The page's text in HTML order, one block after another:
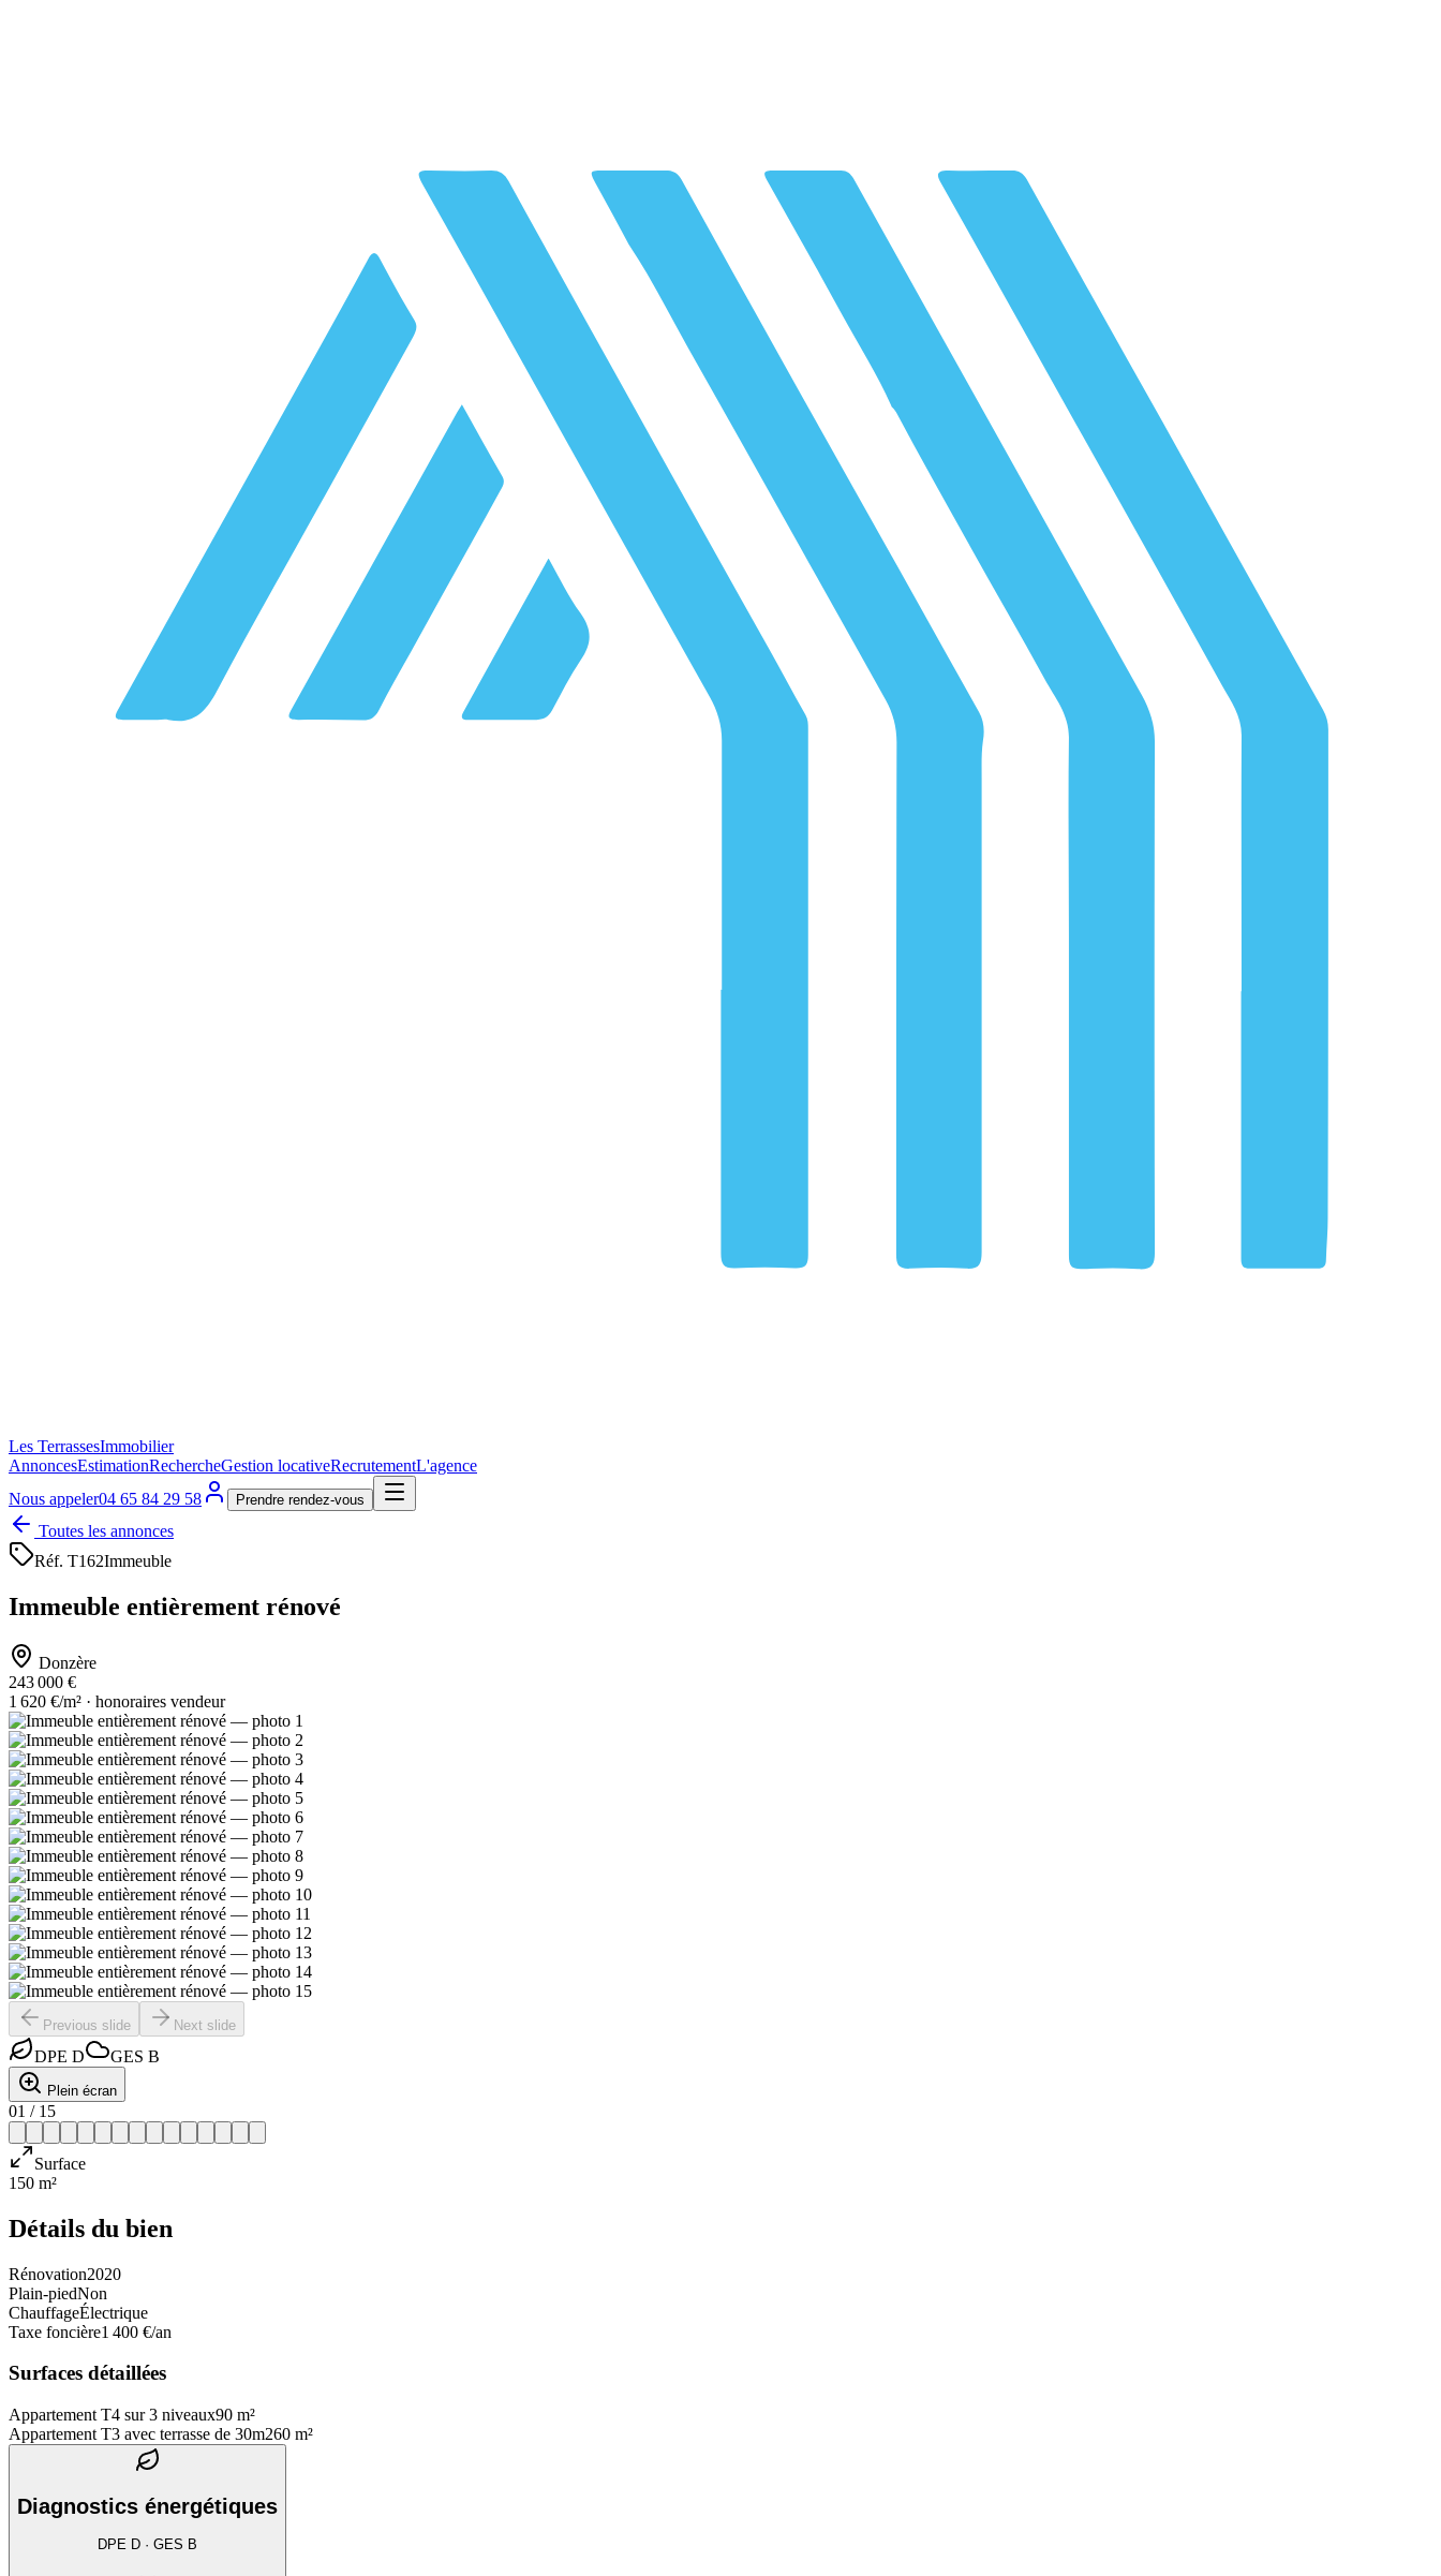
Les TerrassesImmobilier
AnnoncesEstimationRechercheGestion locativeRecrutementL'agence
Nous appeler04 65 84 29 58 Prendre rendez-vous
Toutes les annonces
Réf. T162Immeuble
Immeuble entièrement rénové
Donzère
243 000 €
1 620 €/m² · honoraires vendeur
Previous slide Next slide
DPE D GES B
Plein écran
01 / 15
Surface
150 m²
Détails du bien
Rénovation2020
Plain-piedNon
ChauffageÉlectrique
Taxe foncière1 400 €/an
Surfaces détaillées
Appartement T4 sur 3 niveaux90 m²
Appartement T3 avec terrasse de 30m260 m²
Diagnostics énergétiques
DPE D · GES B